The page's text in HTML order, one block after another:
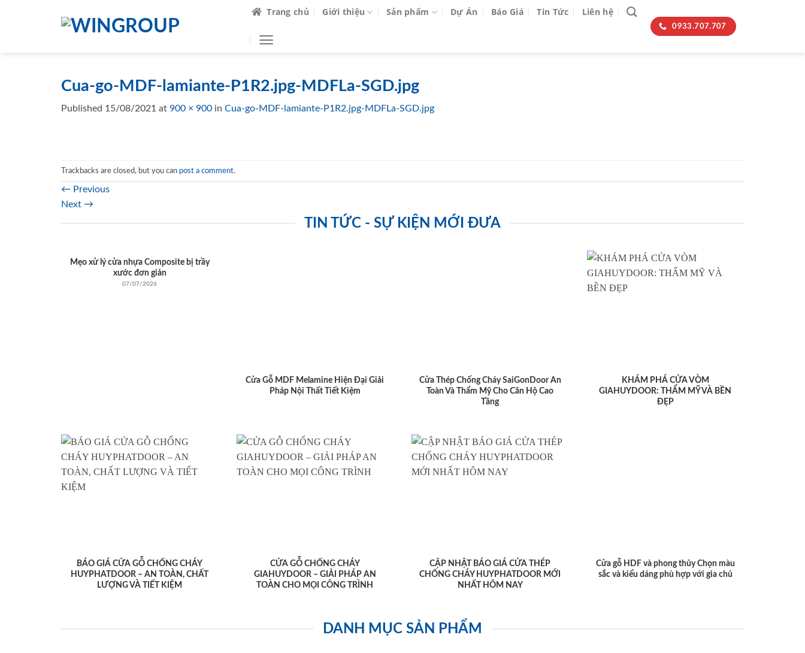
Trang chủ Giới thiệu Sản phẩm Dự Án Báo Giá Tin Tức Liên hệ
0933.707.707
Cua-go-MDF-lamiante-P1R2.jpg-MDFLa-SGD.jpg
Published 15/08/2021 at 900 × 900 in Cua-go-MDF-lamiante-P1R2.jpg-MDFLa-SGD.jpg
Trackbacks are closed, but you can post a comment.
← Previous
Next →
TIN TỨC - SỰ KIỆN MỚI ĐƯA
Mẹo xử lý cửa nhựa Composite bị trầy
xước đơn giản
07/07/2026
Cửa Gỗ MDF Melamine Hiện Đại Giải
Pháp Nội Thất Tiết Kiệm
Cửa Thép Chống Cháy SaiGonDoor An
Toàn Và Thẩm Mỹ Cho Căn Hộ Cao
Tầng
KHÁM PHÁ CỬA VÒM
GIAHUYDOOR: THẨM MỸ VÀ BỀN
ĐẸP
BÁO GIÁ CỬA GỖ CHỐNG CHÁY
HUYPHATDOOR – AN TOÀN, CHẤT
LƯỢNG VÀ TIẾT KIỆM
CỬA GỖ CHỐNG CHÁY
GIAHUYDOOR – GIẢI PHÁP AN
TOÀN CHO MỌI CÔNG TRÌNH
CẬP NHẬT BÁO GIÁ CỬA THÉP
CHỐNG CHÁY HUYPHATDOOR MỚI
NHẤT HÔM NAY
Cửa gỗ HDF và phong thủy Chọn màu
sắc và kiểu dáng phù hợp với gia chủ
DANH MỤC SẢN PHẨM